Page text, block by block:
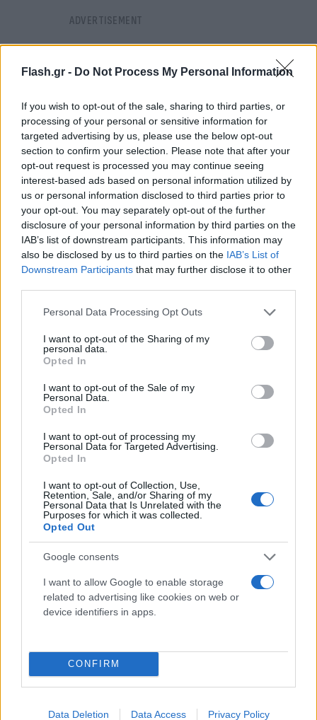
Flash.gr - Do Not Process My Personal Information
If you wish to opt-out of the sale, sharing to third parties, or
processing of your personal or sensitive information for
targeted advertising by us, please use the below opt-out
section to confirm your selection. Please note that after your
opt-out request is processed you may continue seeing
interest-based ads based on personal information utilized by
us or personal information disclosed to third parties prior to
your opt-out. You may separately opt-out of the further
disclosure of your personal information by third parties on the
IAB’s list of downstream participants. This information may
also be disclosed by us to third parties on the IAB’s List of
Downstream Participants that may further disclose it to other
Please note that this website/app uses one or more Google
not limited to your visit or usage behaviour. You may click to
grant or deny consent to Google and its third-party tags to
use your data for below specified purposes in below Google
consent section.
Personal Data Processing Opt Outs
I want to opt-out of the Sharing of my
personal data.
Opted In
I want to opt-out of the Sale of my
Personal Data.
Opted In
I want to opt-out of processing my
Personal Data for Targeted Advertising.
Opted In
I want to opt-out of Collection, Use,
Retention, Sale, and/or Sharing of my
Personal Data that Is Unrelated with the
Purposes for which it was collected.
Opted Out
Google consents
I want to allow Google to enable storage
related to advertising like cookies on web or
device identifiers in apps.
CONFIRM
Data Deletion Data Access Privacy Policy
Πρόκειται για μια πρωτοφανή στα χρονικά
αντιμετώπιση, η οποία δεν μπορεί να γίνει ανεκτή.
Σε αυτές τις κρίσιμες στιγμές για την χώρα δεν
χωρούν μικροπολιτικά παιχνίδια. Απαιτείται
σοβαρότητα και συνέπεια από όλους και πάνω από
όλα σεβασμός στους κανόνες του πολιτικού
διαλόγου.
Ο κ. Μητσοτάκης οφείλει να παραστεί στη ΔΕΘ
μέχρι την Πέμπτη επιτρέποντας και στην
αντιπολίτευση να ασκήσει το θεσμικό της ρόλο και
παράλληλα τη δυνατότητα να συνομιλήσει με τους
παραγωγικούς φορείς.